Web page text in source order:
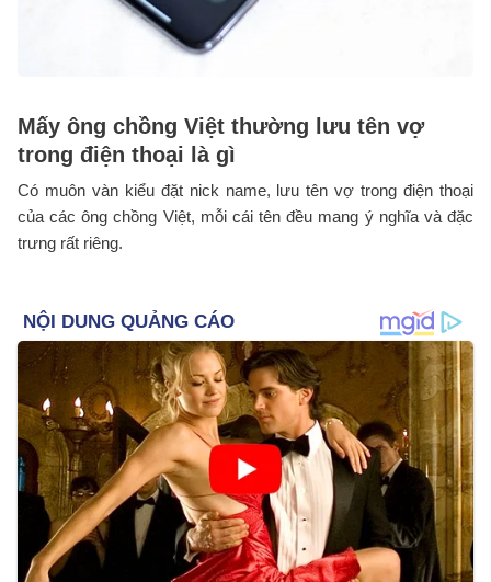
Mấy ông chồng Việt thường lưu tên vợ
trong điện thoại là gì
Có muôn vàn kiểu đặt nick name, lưu tên vợ trong điện thoại
của các ông chồng Việt, mỗi cái tên đều mang ý nghĩa và đặc
trưng rất riêng.